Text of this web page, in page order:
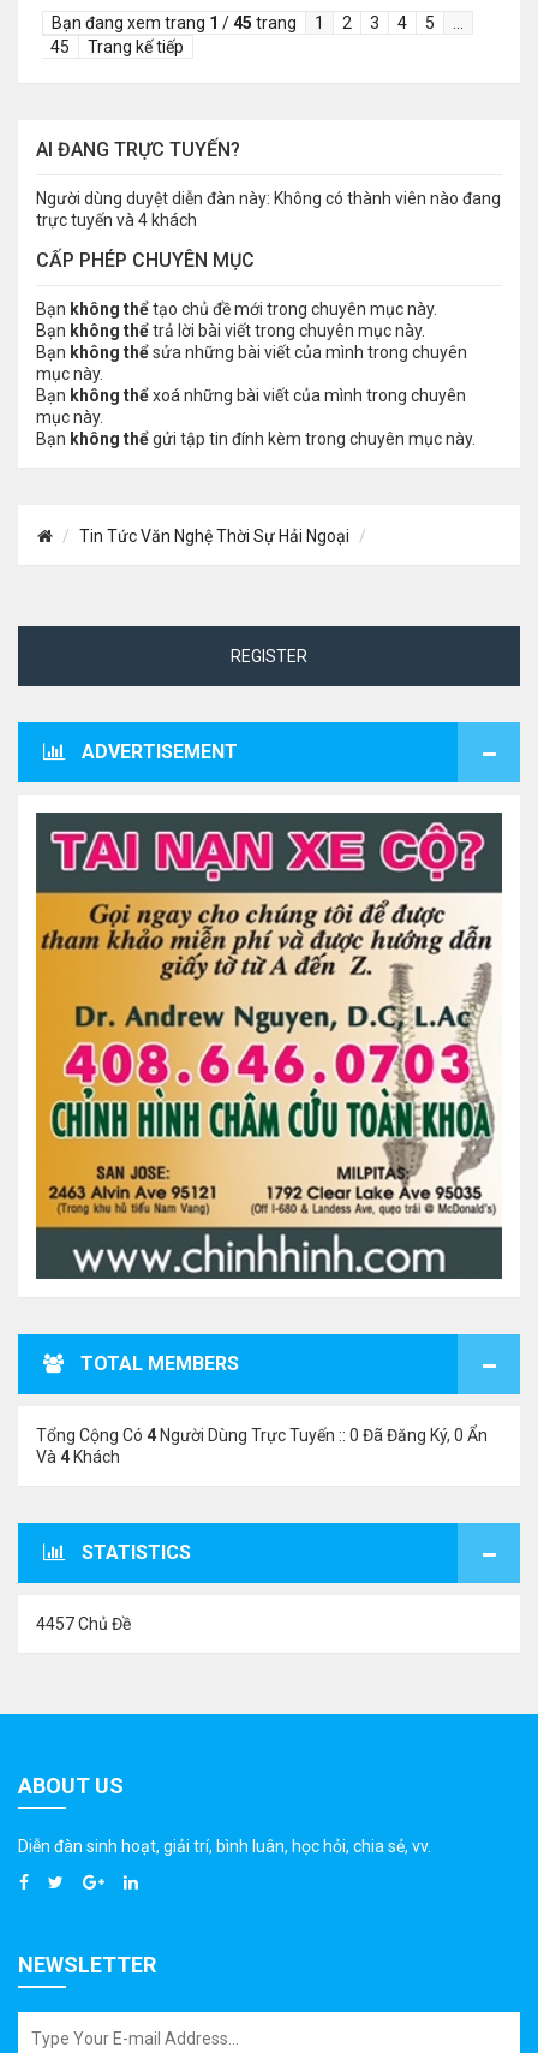
Bạn đang xem trang 1 /45 trang 1 2 3 4 5
45
Trang kế tiếp
AI ĐANG TRỰC TUYẾN?
Người dùng duyệt diễn đàn này: Không có thành viên nào đang
trực tuyến và 4 khách
CẤP PHÉP CHUYÊN MỤC
Bạn không thểtạo chủ đề mới trong chuyên mục này.
Bạn không thểtrả lời bài viết trong chuyên mục này.
Bạn không thểsửa những bài viết của mình trong chuyên
mục này.
Bạn không thểxoá những bài viết của mình trong chuyên
mục này.
Bạn không thểgửi tập tin đính kèm trong chuyên mục này.
Tin Tức Văn Nghệ Thời Sự Hải Ngoại
REGISTER
ADVERTISEMENT
TOTAL MEMBERS
Tổng Cộng Có 4 Người Dùng Trực Tuyến :: 0 Đã Đăng Ký, 0 Ẩn
Và 4 Khách
STATISTICS
4457 Chủ Đề
ABOUT US
Diễn đàn sinh hoạt, giải trí, bình luân, học hỏi, chia sẻ, vv.
NEWSLETTER